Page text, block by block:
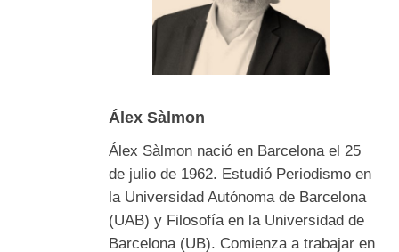
Álex Sàlmon
Álex Sàlmon nació en Barcelona el 25
de julio de 1962. Estudió Periodismo en
la Universidad Autónoma de Barcelona
(UAB) y Filosofía en la Universidad de
Barcelona (UB). Comienza a trabajar en